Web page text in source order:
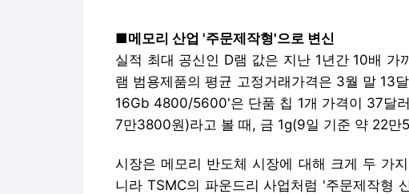
■메모리 산업 '주문제작형'으로 변신
실적 최대 공신인 D램 값은 지난 1년간 10배 가
램 범용제품의 평균 고정거래가격은 3월 말 13
16Gb 4800/5600'은 단품 칩 1개 가격이 37달
7만3800원)라고 볼 때, 금 1g(9일 기준 약 22만
시장은 메모리 반도체 시장에 대해 크게 두 가
니라 TSMC의 파운드리 사업처럼 '주문제작형